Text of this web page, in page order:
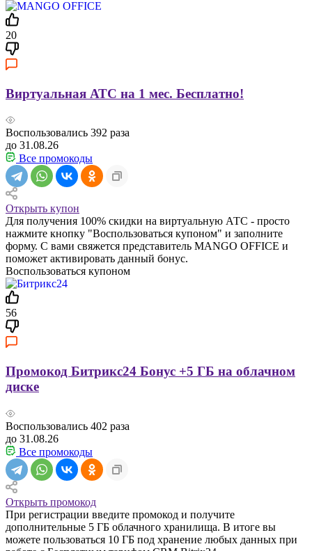
20
Виртуальная АТС на 1 мес. Бесплатно!
Воспользовались 392 раза
до 31.08.26
Все промокоды
Открыть купон
Для получения 100% скидки на виртуальную АТС - просто
нажмите кнопку "Воспользоваться купоном" и заполните
форму. С вами свяжется представитель MANGO OFFICE и
поможет активировать данный бонус.
Воспользоваться купоном
56
Промокод Битрикс24 Бонус +5 ГБ на облачном
диске
Воспользовались 402 раза
до 31.08.26
Все промокоды
Открыть промокод
При регистрации введите промокод и получите
дополнительные 5 ГБ облачного хранилища. В итоге вы
можете пользоваться 10 ГБ под хранение любых данных при